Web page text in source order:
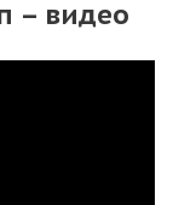
– видео